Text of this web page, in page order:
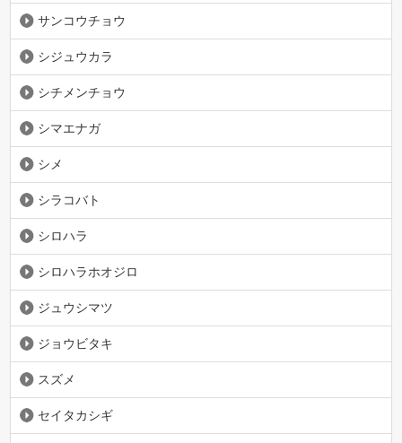
サンコウチョウ
シジュウカラ
シチメンチョウ
シマエナガ
シメ
シラコバト
シロハラ
シロハラホオジロ
ジュウシマツ
ジョウビタキ
スズメ
セイタカシギ